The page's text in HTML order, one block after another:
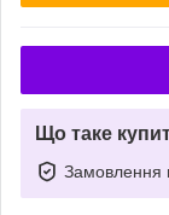
Що таке
Замовлення